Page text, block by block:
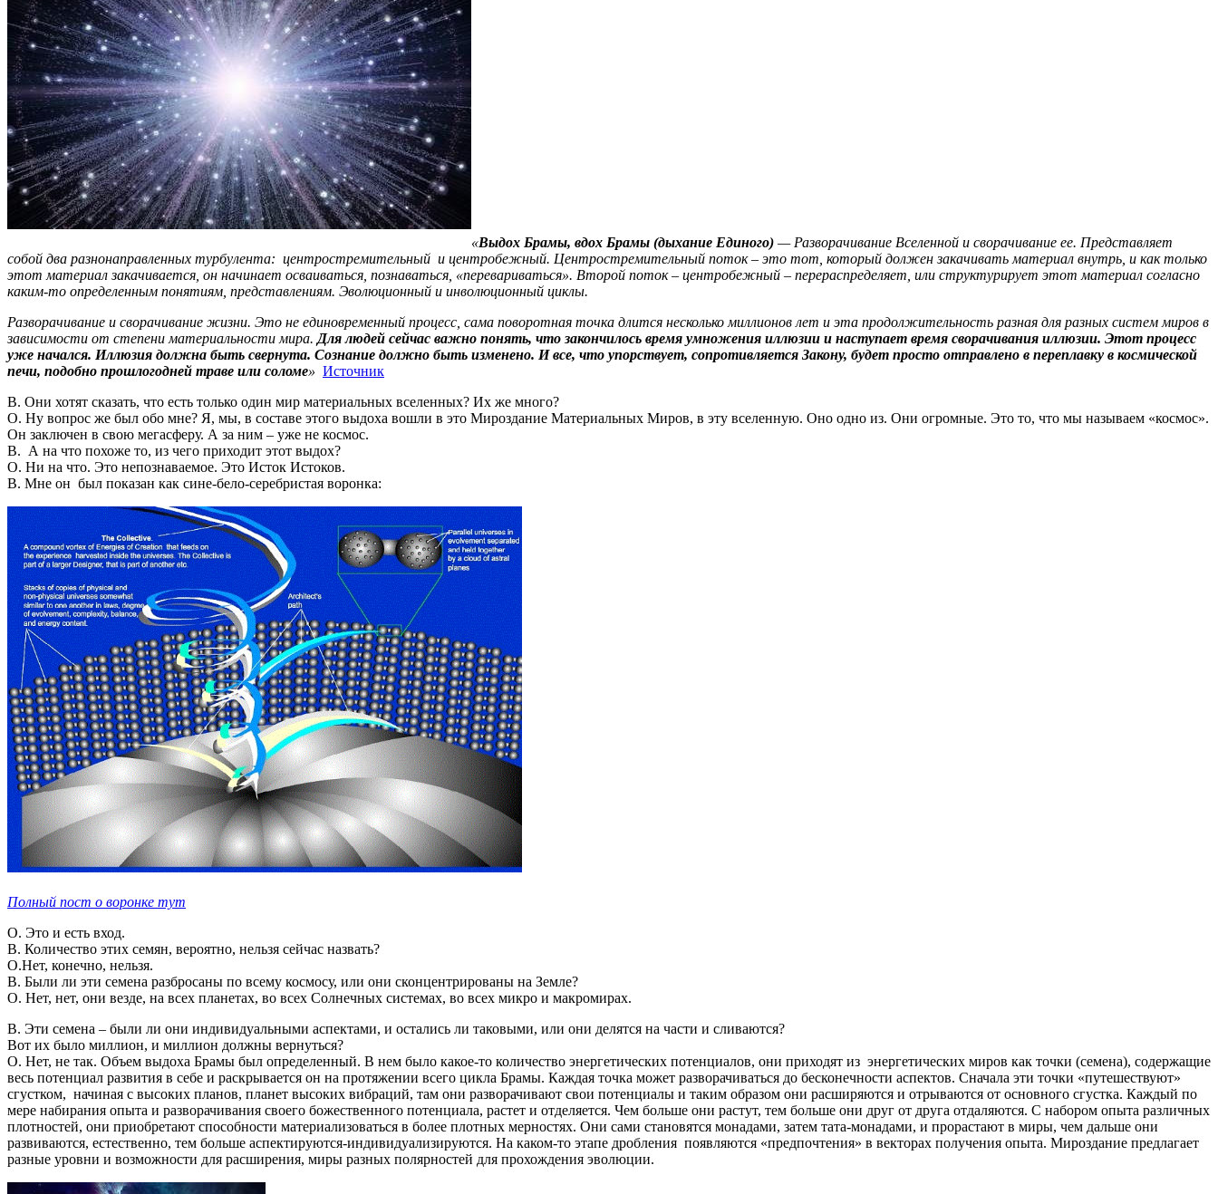
«Выдох Брамы, вдох Брамы (дыхание Единого) — Разворачивание Вселенной и сворачивание ее. Представляет
собой два разнонаправленных турбулента: центростремительный и центробежный. Центростремительный поток – это тот, который должен закачивать материал внутрь, и как только
этот материал закачивается, он начинает осваиваться, познаваться, «перевариваться». Второй поток – центробежный – перераспределяет, или структурирует этот материал согласно
каким-то определенным понятиям, представлениям. Эволюционный и инволюционный циклы.
Разворачивание и сворачивание жизни. Это не единовременный процесс, сама поворотная точка длится несколько миллионов лет и эта продолжительность разная для разных систем миров в
зависимости от степени материальности мира. Для людей сейчас важно понять, что закончилось время умножения иллюзии и наступает время сворачивания иллюзии. Этот процесс
уже начался. Иллюзия должна быть свернута. Сознание должно быть изменено. И все, что упорствует, сопротивляется Закону, будет просто отправлено в переплавку в космической
печи, подобно прошлогодней траве или соломе» Источник
В. Они хотят сказать, что есть только один мир материальных вселенных? Их же много?
О. Ну вопрос же был обо мне? Я, мы, в составе этого выдоха вошли в это Мироздание Материальных Миров, в эту вселенную. Оно одно из. Они огромные. Это то, что мы называем «космос».
Он заключен в свою мегасферу. А за ним – уже не космос.
В. А на что похоже то, из чего приходит этот выдох?
О. Ни на что. Это непознаваемое. Это Исток Истоков.
В. Мне он был показан как сине-бело-серебристая воронка:
Полный пост о воронке тут
О. Это и есть вход.
В. Количество этих семян, вероятно, нельзя сейчас назвать?
О.Нет, конечно, нельзя.
В. Были ли эти семена разбросаны по всему космосу, или они сконцентрированы на Земле?
О. Нет, нет, они везде, на всех планетах, во всех Солнечных системах, во всех микро и макромирах.
В. Эти семена – были ли они индивидуальными аспектами, и остались ли таковыми, или они делятся на части и сливаются?
Вот их было миллион, и миллион должны вернуться?
О. Нет, не так. Объем выдоха Брамы был определенный. В нем было какое-то количество энергетических потенциалов, они приходят из энергетических миров как точки (семена), содержащие
весь потенциал развития в себе и раскрывается он на протяжении всего цикла Брамы. Каждая точка может разворачиваться до бесконечности аспектов. Сначала эти точки «путешествуют»
сгустком, начиная с высоких планов, планет высоких вибраций, там они разворачивают свои потенциалы и таким образом они расширяются и отрываются от основного сгустка. Каждый по
мере набирания опыта и разворачивания своего божественного потенциала, растет и отделяется. Чем больше они растут, тем больше они друг от друга отдаляются. С набором опыта различных
плотностей, они приобретают способности материализоваться в более плотных мерностях. Они сами становятся монадами, затем тата-монадами, и прорастают в миры, чем дальше они
развиваются, естественно, тем больше аспектируются-индивидуализируются. На каком-то этапе дробления появляются «предпочтения» в векторах получения опыта. Мироздание предлагает
разные уровни и возможности для расширения, миры разных полярностей для прохождения эволюции.